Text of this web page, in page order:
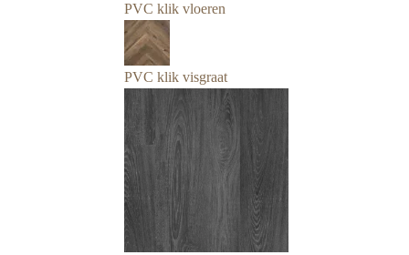
PVC klik vloeren
PVC klik visgraat